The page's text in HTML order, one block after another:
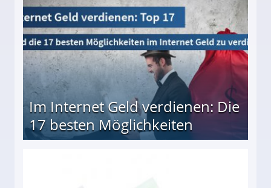
Im Internet Geld verdienen: Die
17 besten Möglichkeiten